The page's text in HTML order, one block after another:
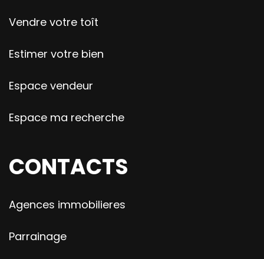
Vendre votre toît
Estimer votre bien
Espace vendeur
Espace ma recherche
CONTACTS
Agences immobilieres
Parrainage